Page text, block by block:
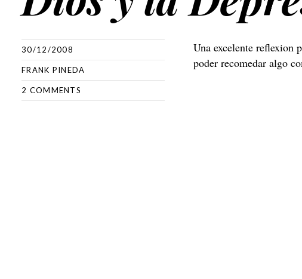
30/12/2008
FRANK PINEDA
2 COMMENTS
Una excelente reflexion
poder recomedar algo